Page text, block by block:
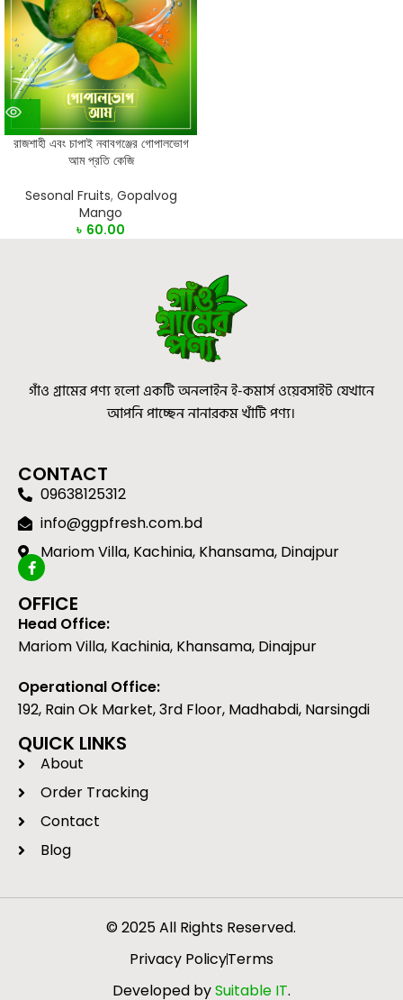
রাজশাহী এবং চাপাই নবাবগঞ্জের গোপালভোগ
আম প্রতি কেজি
Sesonal Fruits, Gopalvog
Mango
৳ 60.00
গাঁও গ্রামের পণ্য হলো একটি অনলাইন ই-কমার্স ওয়েবসাইট যেখানে
আপনি পাচ্ছেন নানারকম খাঁটি পণ্য।
CONTACT
09638125312
info@ggpfresh.com.bd
Mariom Villa, Kachinia, Khansama, Dinajpur
OFFICE
Head Office:
Mariom Villa, Kachinia, Khansama, Dinajpur
Operational Office:
192, Rain Ok Market, 3rd Floor, Madhabdi, Narsingdi
QUICK LINKS
About
Order Tracking
Contact
Blog
© 2025 All Rights Reserved.
Privacy PolicyTerms
Developed bySuitable IT.